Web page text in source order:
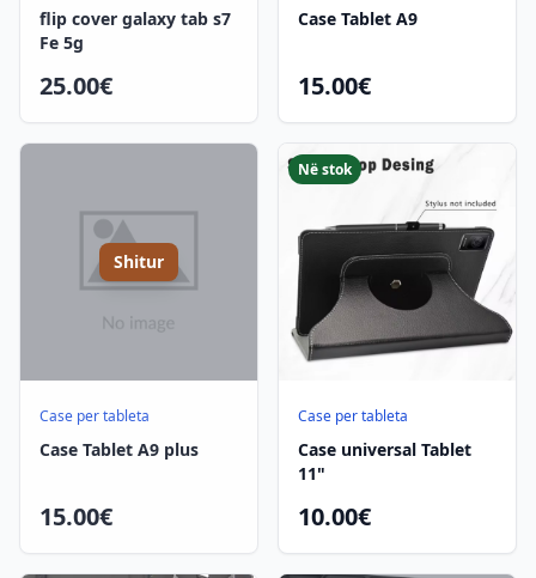
flip cover galaxy tab s7
Fe 5g
25.00€
Case Tablet A9
15.00€
Shitur
Case per tableta
Case Tablet A9 plus
15.00€
Case per tableta
Case universal Tablet
11"
10.00€
Në stok